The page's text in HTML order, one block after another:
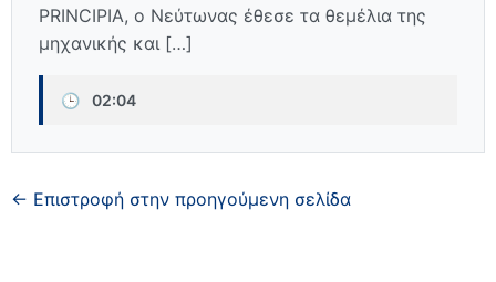
PRINCIPIA, ο Νεύτωνας έθεσε τα θεμέλια της
μηχανικής και […]
🕒 02:04
← Επιστροφή στην προηγούμενη σελίδα